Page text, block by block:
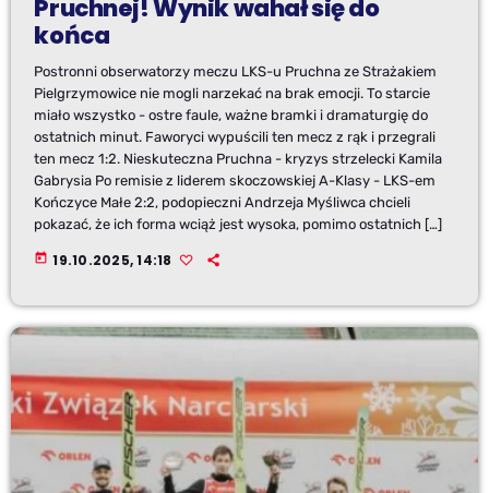
Pruchnej! Wynik wahał się do
końca
Postronni obserwatorzy meczu LKS-u Pruchna ze Strażakiem
Pielgrzymowice nie mogli narzekać na brak emocji. To starcie
miało wszystko - ostre faule, ważne bramki i dramaturgię do
ostatnich minut. Faworyci wypuścili ten mecz z rąk i przegrali
ten mecz 1:2. Nieskuteczna Pruchna - kryzys strzelecki Kamila
Gabrysia Po remisie z liderem skoczowskiej A-Klasy - LKS-em
Kończyce Małe 2:2, podopieczni Andrzeja Myśliwca chcieli
pokazać, że ich forma wciąż jest wysoka, pomimo ostatnich […]
today 19.10.2025, 14:18